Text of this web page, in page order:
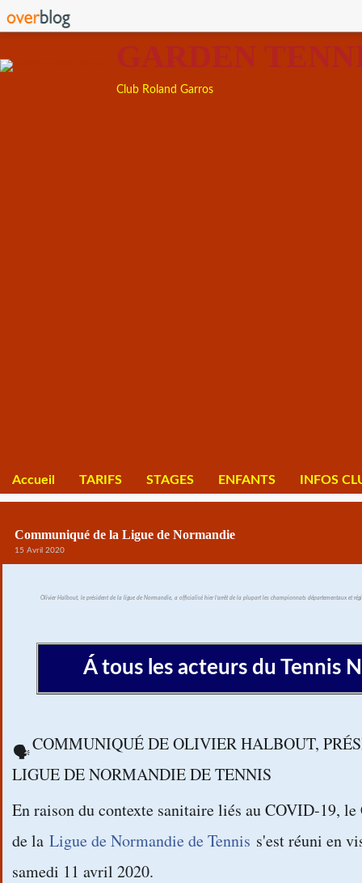
GARDEN
Club Roland Garros
Accueil TARIFS STAGES ENFANTS INFOS
Communiqué de la Ligue de Normandie
15 Avril 2020
Olivier Halbout, le président de la ligue de Normandie, a officialisé hier l’arrêt de la plupart les championnats départementaux et
Á tous les acteurs du Tennis
🗣COMMUNIQUÉ DE OLIVIER HALBOUT,
LIGUE DE NORMANDIE DE TENNIS
En raison du contexte sanitaire liés au COVID-19,
de la Ligue de Normandie de Tennis s'est réuni en
samedi 11 avril 2020.